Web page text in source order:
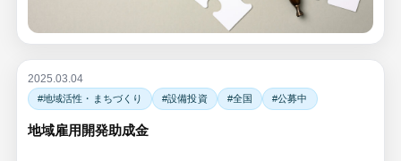
2025.03.04
#地域活性・まちづくり #設備投資 #全国 #公募中
地域雇用開発助成金